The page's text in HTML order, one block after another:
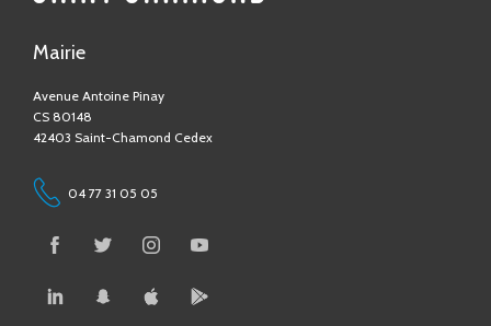
Mairie
Avenue Antoine Pinay
CS 80148
42403 Saint-Chamond Cedex
04 77 31 05 05